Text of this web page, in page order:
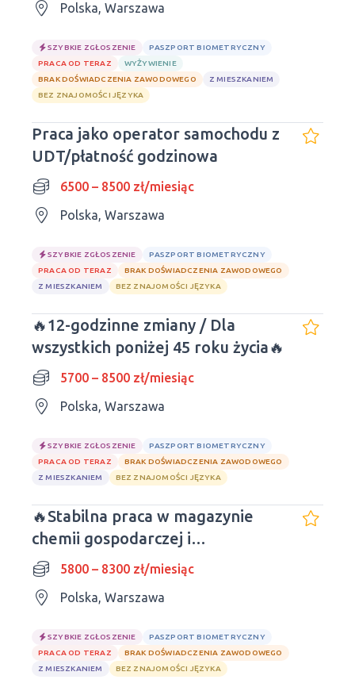
Polska, Warszawa
SZYBKIE ZGŁOSZENIE
PASZPORT BIOMETRYCZNY
PRACA OD TERAZ
WYŻYWIENIE
BRAK DOŚWIADCZENIA ZAWODOWEGO
Z MIESZKANIEM
BEZ ZNAJOMOŚCI JĘZYKA
Praca jako operator samochodu z
UDT/płatność godzinowa
6500 – 8500 zł/miesiąc
Polska, Warszawa
SZYBKIE ZGŁOSZENIE
PASZPORT BIOMETRYCZNY
PRACA OD TERAZ
BRAK DOŚWIADCZENIA ZAWODOWEGO
Z MIESZKANIEM
BEZ ZNAJOMOŚCI JĘZYKA
🔥12-godzinne zmiany / Dla
wszystkich poniżej 45 roku życia🔥
5700 – 8500 zł/miesiąc
Polska, Warszawa
SZYBKIE ZGŁOSZENIE
PASZPORT BIOMETRYCZNY
PRACA OD TERAZ
BRAK DOŚWIADCZENIA ZAWODOWEGO
Z MIESZKANIEM
BEZ ZNAJOMOŚCI JĘZYKA
🔥Stabilna praca w magazynie
chemii gospodarczej i
kosmetyków
5800 – 8300 zł/miesiąc
Polska, Warszawa
SZYBKIE ZGŁOSZENIE
PASZPORT BIOMETRYCZNY
PRACA OD TERAZ
BRAK DOŚWIADCZENIA ZAWODOWEGO
Z MIESZKANIEM
BEZ ZNAJOMOŚCI JĘZYKA